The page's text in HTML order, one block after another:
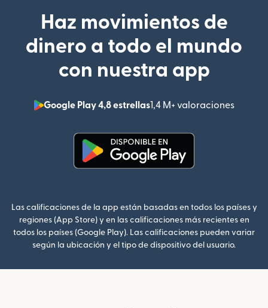
Haz movimientos de
dinero a todo el mundo
con nuestra app
Google Play 4,8 estrellas1,4 M+ valoraciones
(se
Las calificaciones de la app están basadas en todos los países y
regiones (App Store) y en las calificaciones más recientes en
todos los países (Google Play). Las calificaciones pueden variar
según la ubicación y el tipo de dispositivo del usuario.